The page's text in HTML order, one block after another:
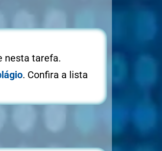
nesta tarefa.
. Confira a lista